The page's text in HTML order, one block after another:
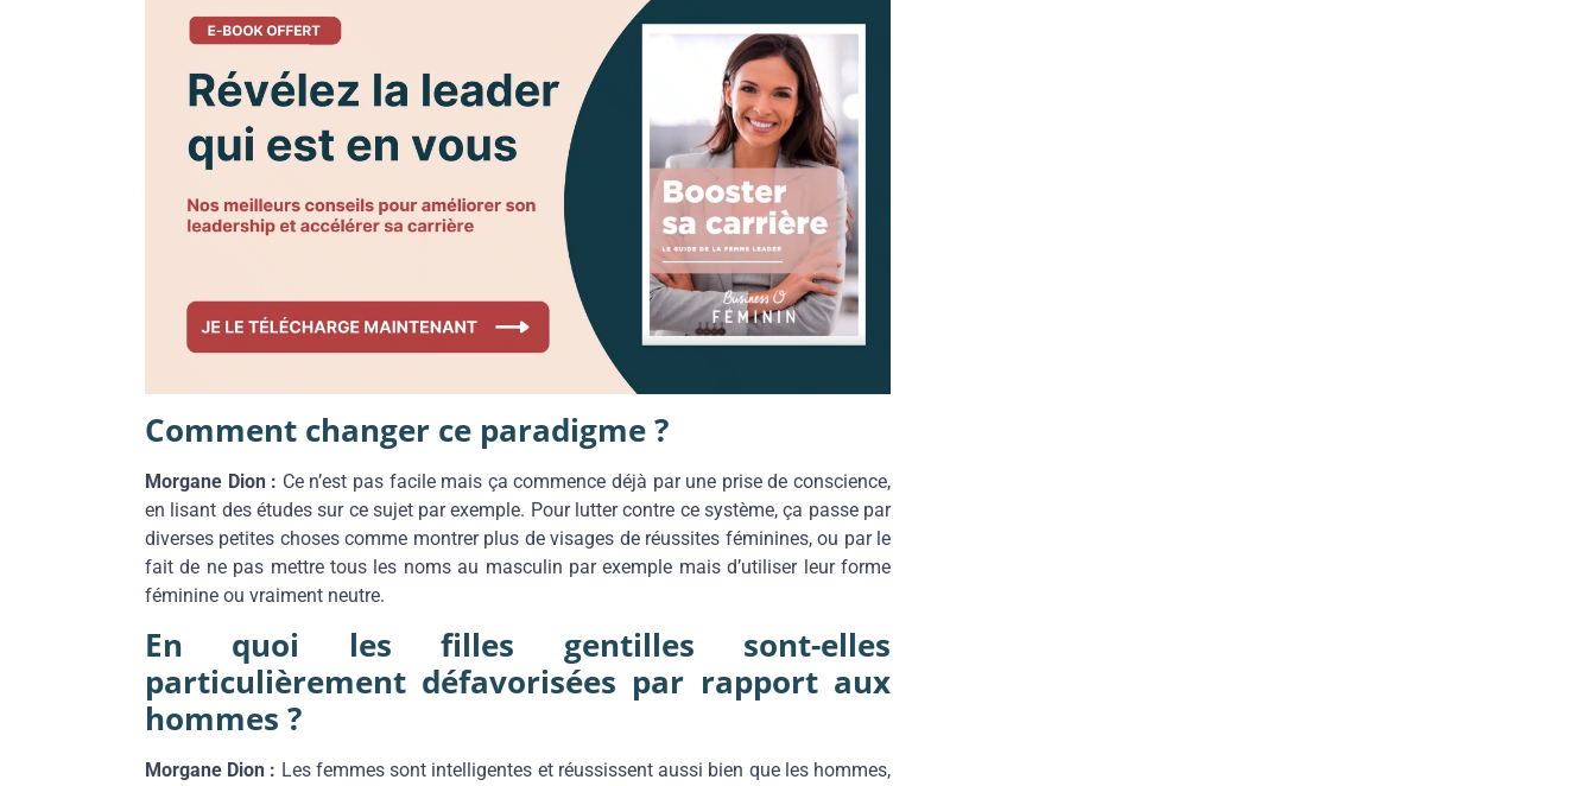
Comment changer ce paradigme ?
Morgane Dion : Ce n’est pas facile mais ça commence déjà par une prise de conscience,
en lisant des études sur ce sujet par exemple. Pour lutter contre ce système, ça passe par
diverses petites choses comme montrer plus de visages de réussites féminines, ou par le
fait de ne pas mettre tous les noms au masculin par exemple mais d’utiliser leur forme
féminine ou vraiment neutre.
En quoi les filles gentilles sont-elles
particulièrement défavorisées par rapport aux
hommes ?
Morgane Dion : Les femmes sont intelligentes et réussissent aussi bien que les hommes,